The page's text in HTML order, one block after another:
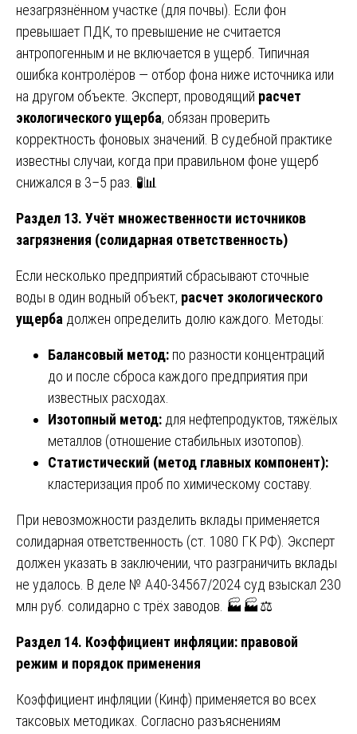
незагрязнённом участке (для почвы). Если фон
превышает ПДК, то превышение не считается
антропогенным и не включается в ущерб. Типичная
ошибка контролёров — отбор фона ниже источника или
на другом объекте. Эксперт, проводящий расчет
экологического ущерба, обязан проверить
корректность фоновых значений. В судебной практике
известны случаи, когда при правильном фоне ущерб
снижался в 3–5 раз. 🧪📊
Раздел 13. Учёт множественности источников
загрязнения (солидарная ответственность)
Если несколько предприятий сбрасывают сточные
воды в один водный объект, расчет экологического
ущерба должен определить долю каждого. Методы:
Балансовый метод: по разности концентраций
до и после сброса каждого предприятия при
известных расходах.
Изотопный метод: для нефтепродуктов, тяжёлых
металлов (отношение стабильных изотопов).
Статистический (метод главных компонент):
кластеризация проб по химическому составу.
При невозможности разделить вклады применяется
солидарная ответственность (ст. 1080 ГК РФ). Эксперт
должен указать в заключении, что разграничить вклады
не удалось. В деле № А40-34567/2024 суд взыскал 230
млн руб. солидарно с трёх заводов. 🏭🏭⚖️
Раздел 14. Коэффициент инфляции: правовой
режим и порядок применения
Коэффициент инфляции (Кинф) применяется во всех
таксовых методиках. Согласно разъяснениям